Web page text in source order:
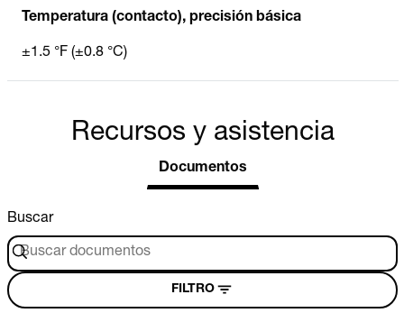
Temperatura (contacto), precisión básica
±1.5 °F (±0.8 °C)
Recursos y asistencia
Documentos
Buscar
FILTRO